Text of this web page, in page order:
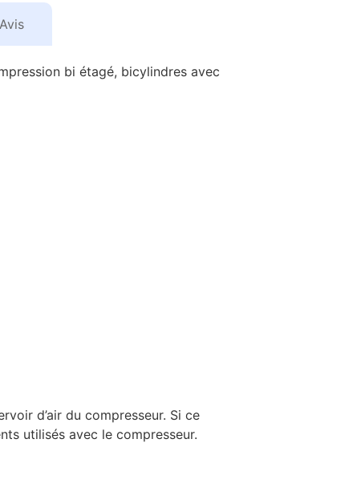
Avis
bi étagé, bicylindres avec
d’air du compresseur. Si ce
utilisés avec le compresseur.